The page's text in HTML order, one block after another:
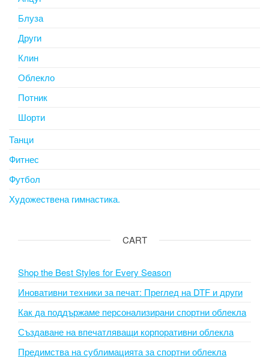
Блуза
Други
Клин
Облекло
Потник
Шорти
Танци
Фитнес
Футбол
Художествена гимнастика.
CART
Shop the Best Styles for Every Season
Иновативни техники за печат: Преглед на DTF и други
Как да поддържаме персонализирани спортни облекла
Създаване на впечатляващи корпоративни облекла
Предимства на сублимацията за спортни облекла